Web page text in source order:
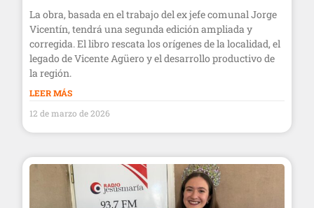
La obra, basada en el trabajo del ex jefe comunal Jorge
Vicentín, tendrá una segunda edición ampliada y
corregida. El libro rescata los orígenes de la localidad, el
legado de Vicente Agüero y el desarrollo productivo de
la región.
LEER MÁS
12 de marzo de 2026